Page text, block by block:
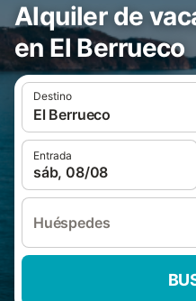
Alquiler de
en El Berrueco
Destino
El Berrueco
Entrada
sáb, 08/08
Huéspedes